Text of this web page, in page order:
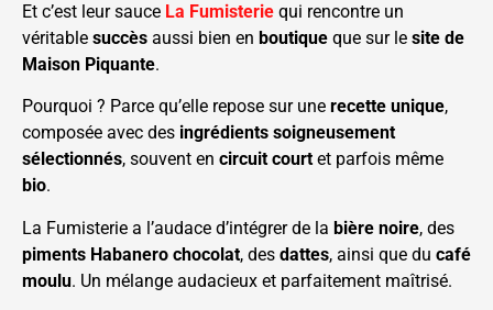
Et c’est leur sauce La Fumisterie qui rencontre un
véritable succès aussi bien en boutique que sur le site de
Maison Piquante.
Pourquoi ? Parce qu’elle repose sur une recette unique,
composée avec des ingrédients soigneusement
sélectionnés, souvent en circuit court et parfois même
bio.
La Fumisterie a l’audace d’intégrer de la bière noire, des
piments Habanero chocolat, des dattes, ainsi que du café
moulu. Un mélange audacieux et parfaitement maîtrisé.